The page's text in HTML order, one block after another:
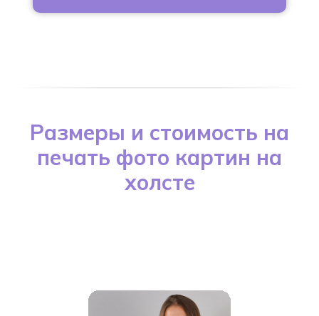
Размеры и стоимость на
печать фото картин на
холсте